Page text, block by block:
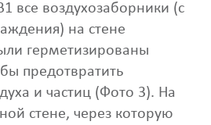
все воздухозаборники (с
на стене
герметизированы
предотвратить
и частиц (Фото 3). На
стене, через которую